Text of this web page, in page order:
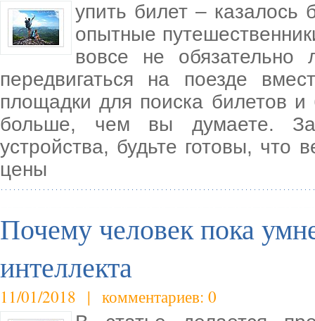
упить билет –
опытные
вовсе не обязательно
передвигаться на поезде
площадки для поиска билетов
больше, чем вы думаете.
устройства, будьте готовы,
цены
Почему человек пока
интеллекта
11/01/2018 | комментариев: 0